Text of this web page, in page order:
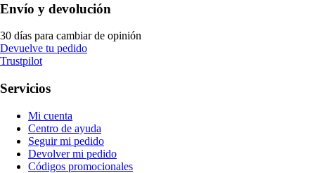
Envío y devolución
30 días para cambiar de opinión
Devuelve tu pedido
Trustpilot
Servicios
Mi cuenta
Centro de ayuda
Seguir mi pedido
Devolver mi pedido
Códigos promocionales